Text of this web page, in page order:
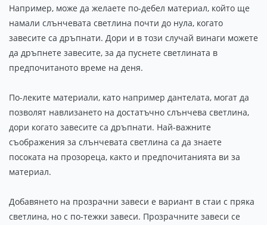
Например, може да желаете по-дебел материал, който ще
намали слънчевата светлина почти до нула, когато
завесите са дръпнати. Дори и в този случай винаги можете
да дръпнете завесите, за да пуснете светлината в
предпочитаното време на деня.
По-леките материали, като например дантелата, могат да
позволят навлизането на достатъчно слънчева светлина,
дори когато завесите са дръпнати. Най-важните
съображения за слънчевата светлина са да знаете
посоката на прозореца, както и предпочитанията ви за
материал.
Добавянето на прозрачни завеси е вариант в стаи с пряка
светлина, но с по-тежки завеси. Прозрачните завеси се